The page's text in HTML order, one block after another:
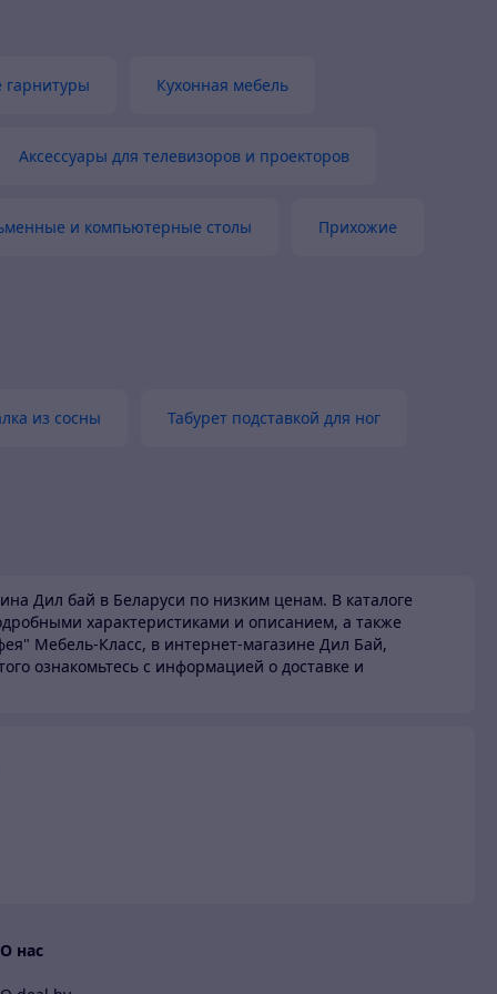
гарнитуры Кухонная мебель
Аксессуары для телевизоров и проекторов
и компьютерные столы Прихожие
из сосны Табурет подставкой для ног
Дил бай в Беларуси по низким ценам. В каталоге
характеристиками и описанием, а также
Мебель-Класс, в интернет-магазине Дил Бай,
ознакомьтесь с информацией о доставке и
О нас